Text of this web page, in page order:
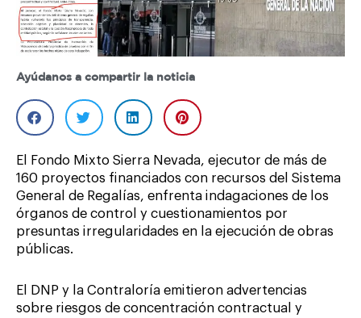
Ayúdanos a compartir la noticia
El Fondo Mixto Sierra Nevada, ejecutor de más de
160 proyectos financiados con recursos del Sistema
General de Regalías, enfrenta indagaciones de los
órganos de control y cuestionamientos por
presuntas irregularidades en la ejecución de obras
públicas.
El DNP y la Contraloría emitieron advertencias
sobre riesgos de concentración contractual y